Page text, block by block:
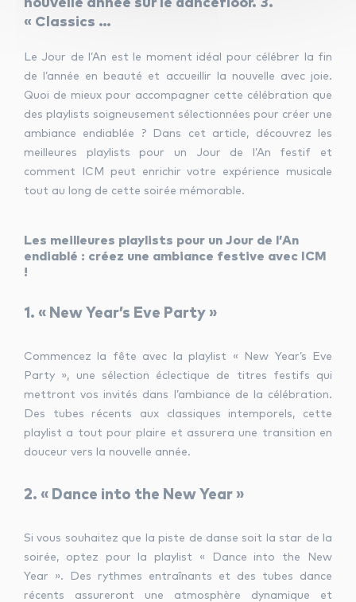
« Classics …
Le Jour de l’An est le moment idéal pour célébrer la fin
de l’année en beauté et accueillir la nouvelle avec joie.
Quoi de mieux pour accompagner cette célébration que
des playlists soigneusement sélectionnées pour créer une
ambiance endiablée ? Dans cet article, découvrez les
meilleures playlists pour un Jour de l’An festif et
comment ICM peut enrichir votre expérience musicale
tout au long de cette soirée mémorable.
Les meilleures playlists pour un Jour de l’An
endiablé : créez une ambiance festive avec ICM
!
1. « New Year’s Eve Party »
Commencez la fête avec la playlist « New Year’s Eve
Party », une sélection éclectique de titres festifs qui
mettront vos invités dans l’ambiance de la célébration.
Des tubes récents aux classiques intemporels, cette
playlist a tout pour plaire et assurera une transition en
douceur vers la nouvelle année.
2. « Dance into the New Year »
Si vous souhaitez que la piste de danse soit la star de la
soirée, optez pour la playlist « Dance into the New
Year ». Des rythmes entraînants et des tubes dance
récents assureront une atmosphère dynamique et